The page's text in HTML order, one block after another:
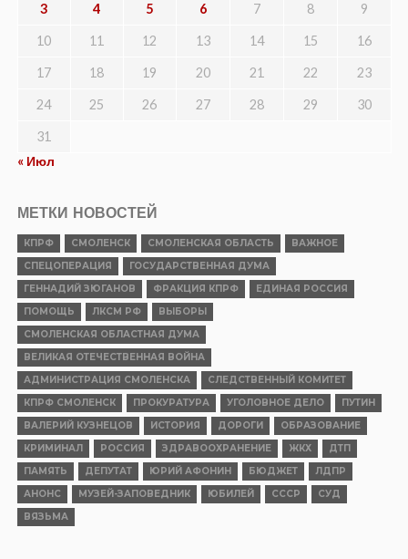
3 4 5 6 7 8 9
10 11 12 13 14 15 16
17 18 19 20 21 22 23
24 25 26 27 28 29 30
31
« Июл
МЕТКИ НОВОСТЕЙ
КПРФ СМОЛЕНСК СМОЛЕНСКАЯ ОБЛАСТЬ
ВАЖНОЕ
СПЕЦОПЕРАЦИЯ
ГОСУДАРСТВЕННАЯ ДУМА
ГЕННАДИЙ ЗЮГАНОВ
ФРАКЦИЯ КПРФ
ЕДИНАЯ РОССИЯ
ПОМОЩЬ
ЛКСМ РФ
ВЫБОРЫ
СМОЛЕНСКАЯ ОБЛАСТНАЯ ДУМА
ВЕЛИКАЯ ОТЕЧЕСТВЕННАЯ ВОЙНА
АДМИНИСТРАЦИЯ СМОЛЕНСКА
СЛЕДСТВЕННЫЙ КОМИТЕТ
КПРФ СМОЛЕНСК
ПРОКУРАТУРА УГОЛОВНОЕ ДЕЛО
ПУТИН
ВАЛЕРИЙ КУЗНЕЦОВ
ИСТОРИЯ ДОРОГИ
ОБРАЗОВАНИЕ
КРИМИНАЛ
РОССИЯ ЗДРАВООХРАНЕНИЕ ЖКХ
ДТП
ПАМЯТЬ
ДЕПУТАТ ЮРИЙ АФОНИН БЮДЖЕТ
ЛДПР
АНОНС
МУЗЕЙ-ЗАПОВЕДНИК ЮБИЛЕЙ СССР
СУД
ВЯЗЬМА